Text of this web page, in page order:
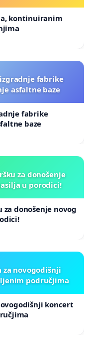
kontinuiranim
fabrike
asfaltne baze
fabrike
baze
za donošenje
u porodici!
donošenje novog
za novogodišnji
područjima
koncert